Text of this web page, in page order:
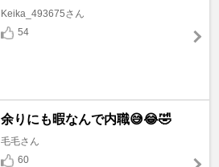
Keika_493675さん
54
余りにも暇なんで内職😅😂🤣
毛毛さん
60